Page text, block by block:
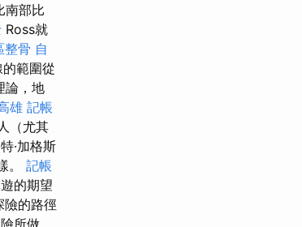
南部比
Ross就
整骨 自
範圍從
論，地
雄 記帳
（尤其
·加格斯
。 記帳
的期望
險的路徑
所做